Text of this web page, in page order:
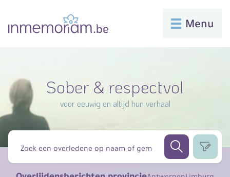
Menu
Sober & respectvol
voor eeuwig en altijd hun verhaal